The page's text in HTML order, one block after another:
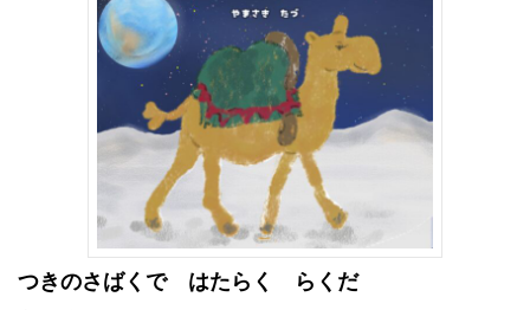
つきのさばくで はたらく らくだ